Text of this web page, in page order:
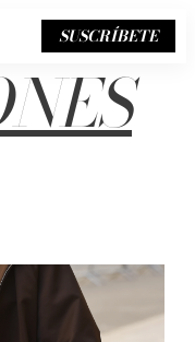
SUSCRÍBETE